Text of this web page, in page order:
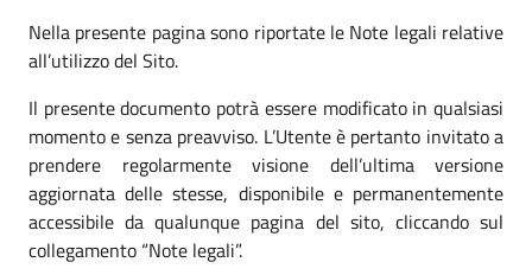
Nella presente pagina sono riportate le Note legali relative
all’utilizzo del Sito.
Il presente documento potrà essere modificato in qualsiasi
momento e senza preavviso. L’Utente è pertanto invitato a
prendere regolarmente visione dell’ultima versione
aggiornata delle stesse, disponibile e permanentemente
accessibile da qualunque pagina del sito, cliccando sul
collegamento “Note legali”.